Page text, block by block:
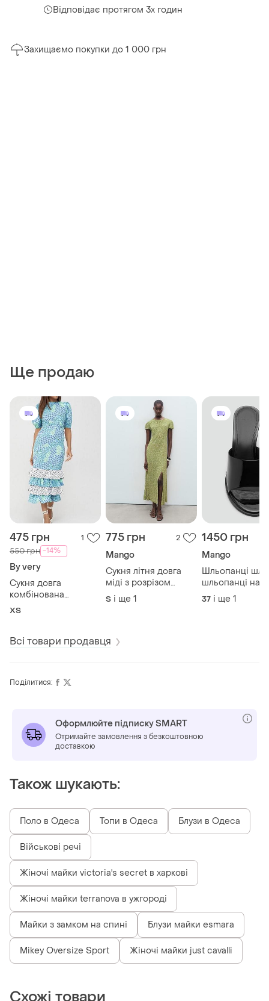
Відповідає протягом 3х годин
Захищаємо покупки до 1 000 грн
Ще продаю
475 грн 1
550 грн -14%
By very
Сукня довга
комбінована
оригінальна плаття
платте с открытой
ХS
775 грн 2
Mango
Сукня літня довга
міді з розрізом
плаття миди платье
жатка платье с
S і ще 1
1450 грн
Mango
Шльопанці
шльопанці на
каблуку
босоножки
37 і ще 1
Всі товари продавця
Поділитися:
Оформлюйте підписку SMART
Отримайте замовлення з безкоштовною
доставкою
Також шукають:
Поло в Одеса Топи в Одеса Блузи в Одеса
Військові речі
Жіночі майки victoria's secret в харкові
Жіночі майки terranova в ужгороді
Майки з замком на спині Блузи майки esmara
Mikey Oversize Sport Жіночі майки just cavalli
Схожі товари